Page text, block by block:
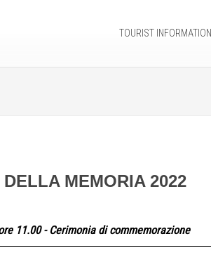
TOURIST INFORMATION
MEMORIA 2022
11.00 - Cerimonia di commemorazione